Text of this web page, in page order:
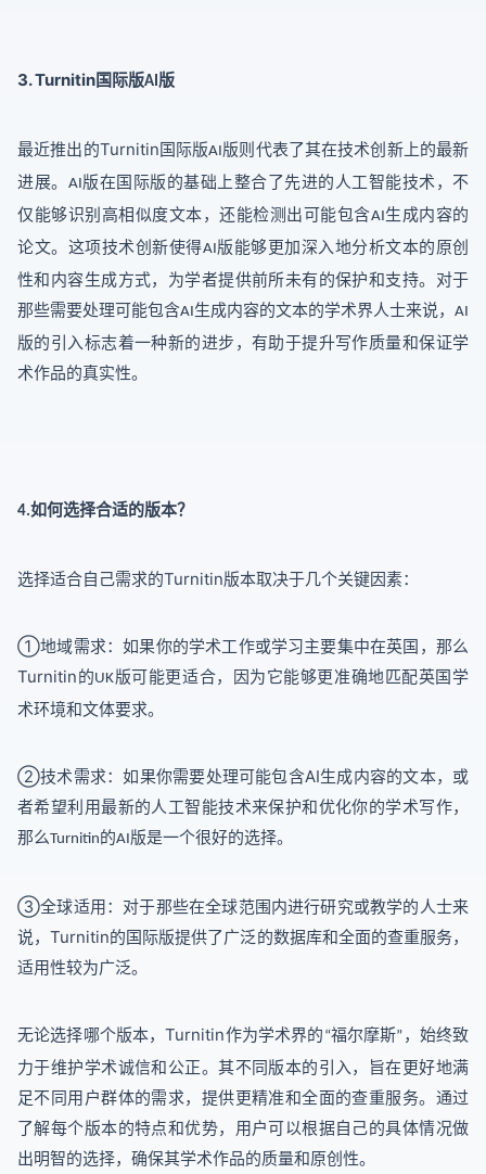
3. Turnitin国际版AI版
最近推出的Turnitin 国际版AI版则代表了其在技术创新上的最新
进展。 AI版在国际版的基础上整合了先进的人工智能技术，不
仅能够识别高相似度文本，还能检测出可能包含AI生成内容的
论文。这项技术创新使得AI版能够更加深入地分析文本的原创
性和内容生成方式，为学者提供前所未有的保护和支持。对于
那些需要处理可能包含AI生成内容的文本的学术界人士来说， AI
版的引入标志着一种新的进步，有助于提升写作质量和保证学
术作品的真实性。
4.如何选择合适的版本？
选择适合自己需求的Turnitin版本取决于几个关键因素：
①地域需求：如果你的学术工作或学习主要集中在英国，那么
Turnitin的UK版可能更适合，因为它能够更准确地匹配英国学
术环境和文体要求。
②技术需求：如果你需要处理可能包含AI生成内容的文本，或
者希望利用最新的人工智能技术来保护和优化你的学术写作，
那么Turnitin的AI版是一个很好的选择。
③全球适用：对于那些在全球范围内进行研究或教学的人士来
说，Turnitin的国际版提供了广泛的数据库和全面的查重服务，
适用性较为广泛。
无论选择哪个版本，Turnitin作为学术界的 “福尔摩斯” ，始终致
力于维护学术诚信和公正。其不同版本的引入，旨在更好地满
足不同用户群体的需求，提供更精准和全面的查重服务。通过
了解每个版本的特点和优势，用户可以根据自己的具体情况做
出明智的选择，确保其学术作品的质量和原创性。